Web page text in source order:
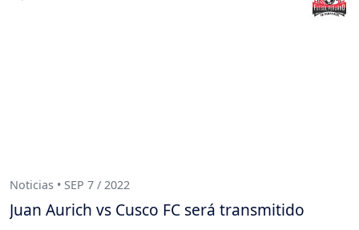
Noticias • SEP 7 / 2022
Juan Aurich vs Cusco FC será transmitido